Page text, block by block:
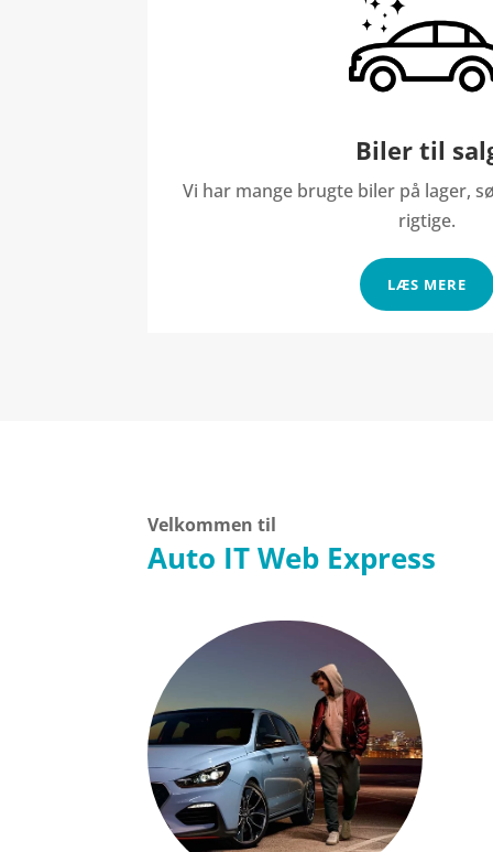
Biler til
Vi har mange brugte biler på lager,
rigtige.
LÆS MERE
Velkommen til
Auto IT Web Express